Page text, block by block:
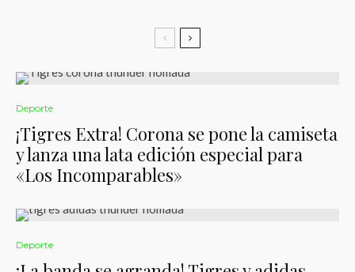
Deporte
¡Tigres Extra! Corona se pone la camiseta
y lanza una lata edición especial para
«Los Incomparables»
Deporte